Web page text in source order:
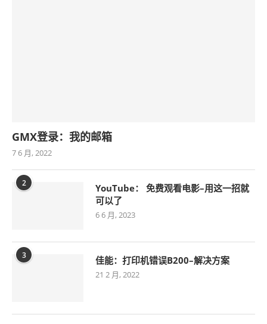
GMX登录：我的邮箱
7 6 月, 2022
2
YouTube： 免费观看电影–用这一招就
可以了
6 6 月, 2023
3 佳能：打印机错误B200–解决方案
21 2 月, 2022